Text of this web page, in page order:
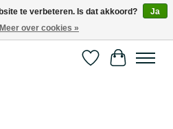
gezondheid
Verlanglijst
te verbeteren. Is dat akkoord?
Ja
Meer over cookies »